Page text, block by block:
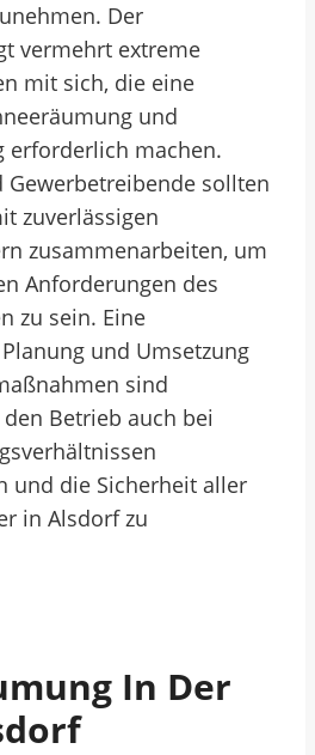
Der
vermehrt extreme
mit sich, die eine
und
erforderlich machen.
sollten
zuverlässigen
zusammenarbeiten, um
Anforderungen des
zu sein. Eine
und Umsetzung
sind
Betrieb auch bei
und die Sicherheit aller
in Alsdorf zu
In Der